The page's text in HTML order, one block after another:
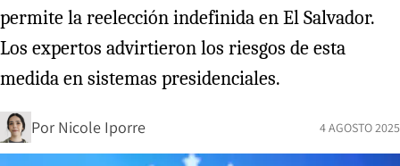
permite la reelección indefinida en El Salvador.
Los expertos advirtieron los riesgos de esta
medida en sistemas presidenciales.
Por Nicole Iporre 4 AGOSTO 2025